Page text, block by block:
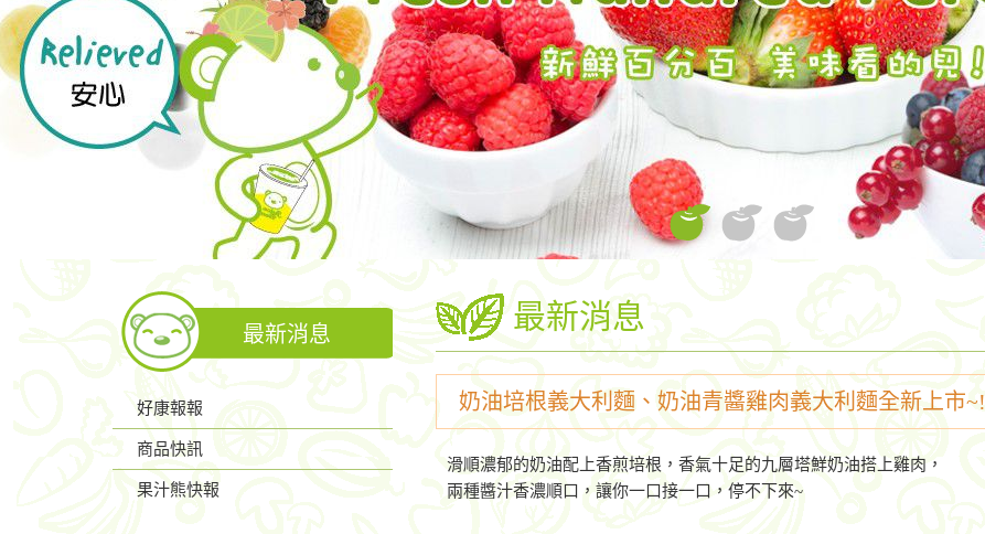
最新消息
好康報報
商品快訊
果汁熊快報
最新消息
奶油培根義大利麵、奶油青醬雞肉義大利麵全新上市~!
滑順濃郁的奶油配上香煎培根，香氣十足的九層塔鮮奶油搭上雞肉，
兩種醬汁香濃順口，讓你一口接一口，停不下來~